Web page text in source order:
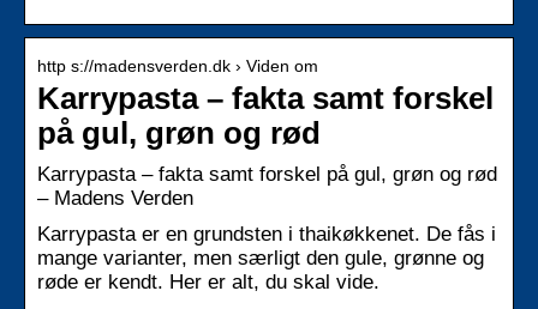
http s://madensverden.dk › Viden om
Karrypasta – fakta samt forskel
på gul, grøn og rød
Karrypasta – fakta samt forskel på gul, grøn og rød
– Madens Verden
Karrypasta er en grundsten i thaikøkkenet. De fås i
mange varianter, men særligt den gule, grønne og
røde er kendt. Her er alt, du skal vide.